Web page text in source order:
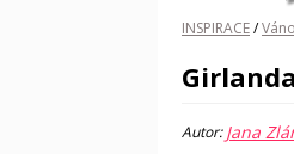
INSPIRACE/
Autor:Jana